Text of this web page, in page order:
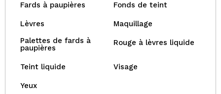
Fards à paupières Fonds de teint
Lèvres
Maquillage
Palettes de fards à
paupières
Rouge à lèvres liquide
Teint liquide Visage
Yeux